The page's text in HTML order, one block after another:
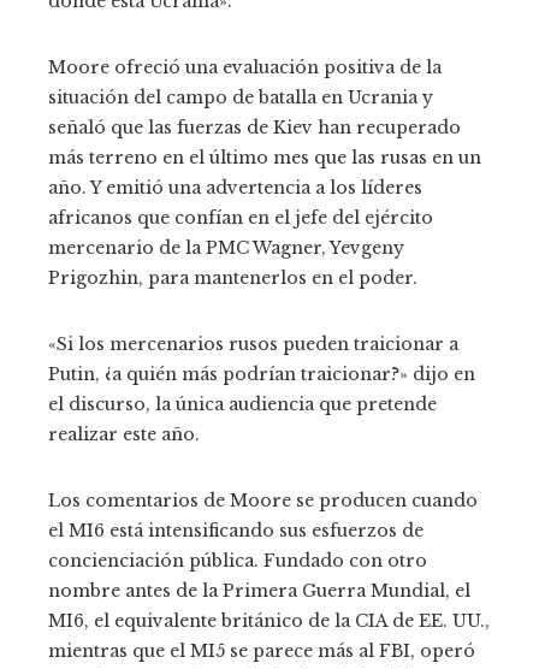
Moore ofreció una evaluación positiva de la
situación del campo de batalla en Ucrania y
señaló que las fuerzas de Kiev han recuperado
más terreno en el último mes que las rusas en un
año. Y emitió una advertencia a los líderes
africanos que confían en el jefe del ejército
mercenario de la PMC Wagner, Yevgeny
Prigozhin, para mantenerlos en el poder.
«Si los mercenarios rusos pueden traicionar a
Putin, ¿a quién más podrían traicionar?» dijo en
el discurso, la única audiencia que pretende
realizar este año.
Los comentarios de Moore se producen cuando
el MI6 está intensificando sus esfuerzos de
concienciación pública. Fundado con otro
nombre antes de la Primera Guerra Mundial, el
MI6, el equivalente británico de la CIA de EE. UU.,
mientras que el MI5 se parece más al FBI, operó